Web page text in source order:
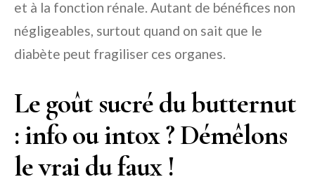
et à la fonction rénale. Autant de bénéfices non
négligeables, surtout quand on sait que le
diabète peut fragiliser ces organes.
Le goût sucré du butternut
: info ou intox ? Démêlons
le vrai du faux !